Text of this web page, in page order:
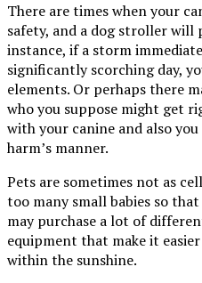
There are times when your
safety, and a dog stroller will
instance, if a storm
significantly scorching day,
elements. Or perhaps there
who you suppose might get
with your canine and also
harm’s manner.
Pets are sometimes not as
too many small babies so
may purchase a lot of
equipment that make it
within the sunshine.